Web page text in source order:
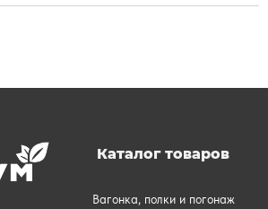
Каталог товаров
Вагонка, полки и погонаж